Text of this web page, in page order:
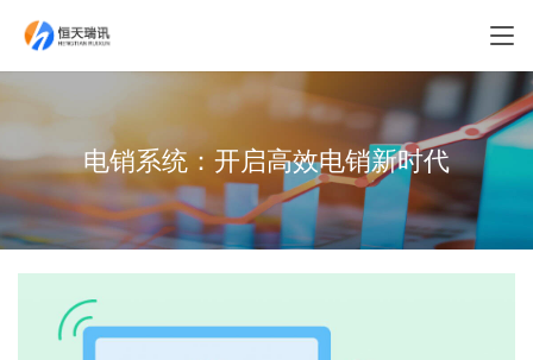
电销系统：开启高效电销新时代